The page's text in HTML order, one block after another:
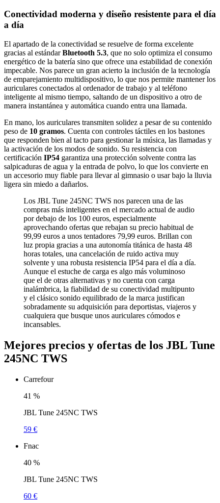
Conectividad moderna y diseño resistente para el día
a día
El apartado de la conectividad se resuelve de forma excelente
gracias al estándarBluetooth 5.3, que no solo optimiza el consumo
energético de la batería sino que ofrece una estabilidad de conexión
impecable. Nos parece un gran acierto la inclusión de la tecnología
de emparejamiento multidispositivo, lo que nos permite mantener los
auriculares conectados al ordenador de trabajo y al teléfono
inteligente al mismo tiempo, saltando de un dispositivo a otro de
manera instantánea y automática cuando entra una llamada.
En mano, los auriculares transmiten solidez a pesar de su contenido
peso de 10 gramos. Cuenta con controles táctiles en los bastones
que responden bien al tacto para gestionar la música, las llamadas y
la activación de los modos de sonido. Su resistencia con
certificación IP54 garantiza una protección solvente contra las
salpicaduras de agua y la entrada de polvo, lo que los convierte en
un accesorio muy fiable para llevar al gimnasio o usar bajo la lluvia
ligera sin miedo a dañarlos.
Los JBL Tune 245NC TWS nos parecen una de las
compras más inteligentes en el mercado actual de audio
por debajo de los 100 euros, especialmente
aprovechando ofertas que rebajan su precio habitual de
99,99 euros a unos tentadores 79,99 euros. Brillan con
luz propia gracias a una autonomía titánica de hasta 48
horas totales, una cancelación de ruido activa muy
solvente y una robusta resistencia IP54 para el día a día.
Aunque el estuche de carga es algo más voluminoso
que el de otras alternativas y no cuenta con carga
inalámbrica, la fiabilidad de su conectividad multipunto
y el clásico sonido equilibrado de la marca justifican
sobradamente su adquisición para deportistas, viajeros y
cualquiera que busque unos auriculares cómodos e
incansables.
Mejores precios y ofertas de los JBL Tune
245NC TWS
Carrefour
41 %
JBL Tune 245NC TWS
59 €
Fnac
40 %
JBL Tune 245NC TWS
60 €